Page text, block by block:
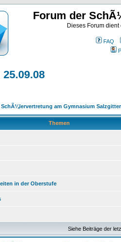
Forum der
Dieses Forum
FAQ
am Gymnasium
Themen
in der Oberstufe
Siehe Beiträge der